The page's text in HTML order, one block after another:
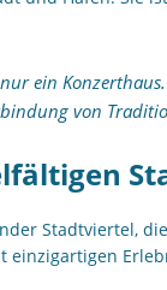
ein
von
Stadtviertel,
einzigartigen